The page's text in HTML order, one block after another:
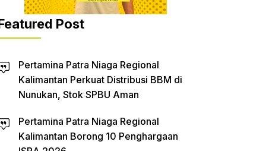
Post
Pertamina Patra Niaga Regional
Kalimantan Perkuat Distribusi BBM di
Nunukan, Stok SPBU Aman
Pertamina Patra Niaga Regional
Kalimantan Borong 10 Penghargaan